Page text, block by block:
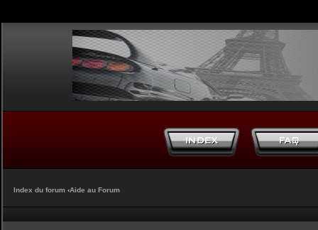
Index du forum ‹Aide au Forum